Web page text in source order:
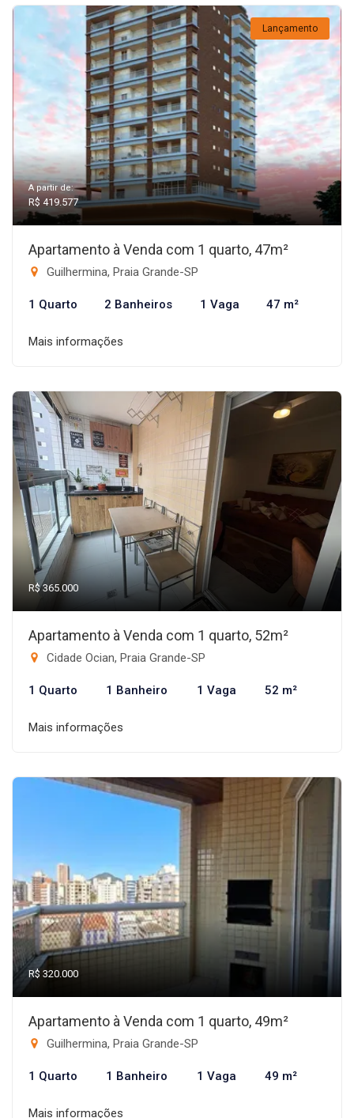
Lançamento
A partir de:
R$ 419.577
Apartamento à Venda com 1 quarto, 47m²
Guilhermina, Praia Grande-SP
1 Quarto 2 Banheiros 1 Vaga 47 m²
Mais informações
R$ 365.000
Apartamento à Venda com 1 quarto, 52m²
Cidade Ocian, Praia Grande-SP
1 Quarto 1 Banheiro 1 Vaga 52 m²
Mais informações
R$ 320.000
Apartamento à Venda com 1 quarto, 49m²
Guilhermina, Praia Grande-SP
1 Quarto 1 Banheiro 1 Vaga 49 m²
Mais informações